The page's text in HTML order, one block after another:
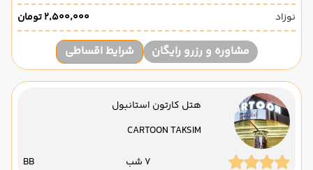
نوزاد
۲٬۵۰۰٬۰۰۰ تومان
مشاوره و رزرو رایگان شرایط اقساطی
هتل کارتون استانبول
CARTOON TAKSIM
7 شب BB